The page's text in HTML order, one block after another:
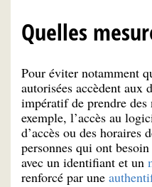
Quelles
Pour éviter notamment
autorisées accèdent aux
impératif de prendre des
exemple, l’accès au
d’accès ou des horaires
personnes qui ont
avec un identifiant et un
renforcé par une